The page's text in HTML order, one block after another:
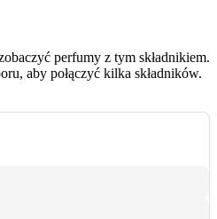
perfumy z tym składnikiem.
aby połączyć kilka składników.